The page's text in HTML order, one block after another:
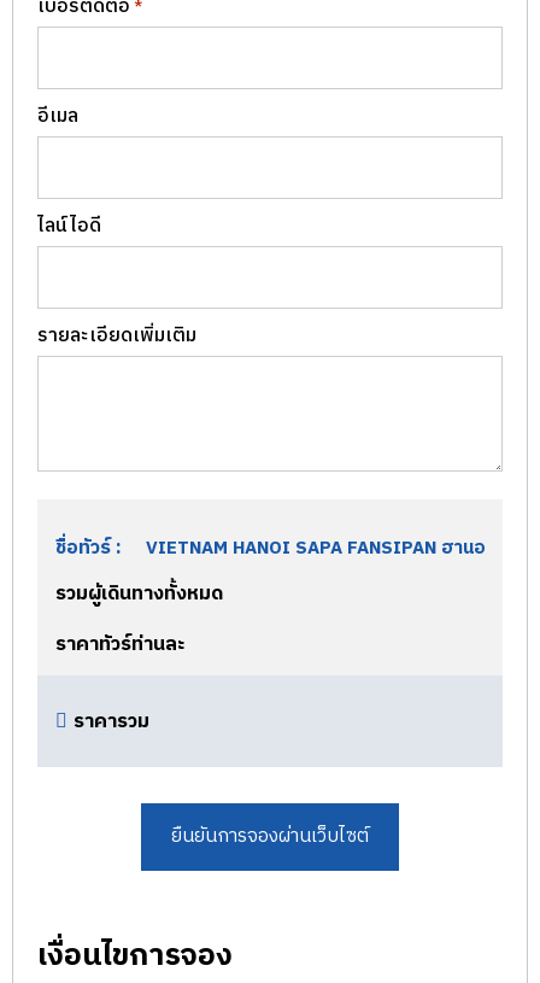
*
อีเมล
ไลน์ไอดี
รายละเอียดเพิ่มเติม
ชื่อทัวร์ :
รวมผู้เดินทางทั้งหมด
ราคาทัวร์ท่านละ
ราคารวม
เงื่อนไขการจอง